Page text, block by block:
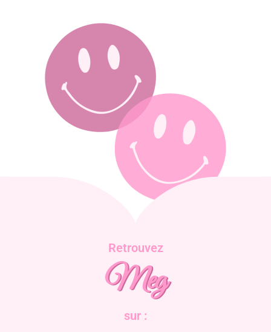
Retrouvez
Meg
sur :